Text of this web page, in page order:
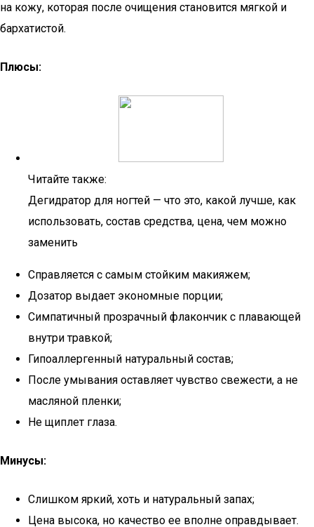
на кожу, которая после очищения становится мягкой и
бархатистой.
Плюсы:
Читайте также:
Дегидратор для ногтей — что это, какой лучше, как
использовать, состав средства, цена, чем можно
заменить
Справляется с самым стойким макияжем;
Дозатор выдает экономные порции;
Симпатичный прозрачный флакончик с плавающей
внутри травкой;
Гипоаллергенный натуральный состав;
После умывания оставляет чувство свежести, а не
масляной пленки;
Не щиплет глаза.
Минусы:
Слишком яркий, хоть и натуральный запах;
Цена высока, но качество ее вполне оправдывает.